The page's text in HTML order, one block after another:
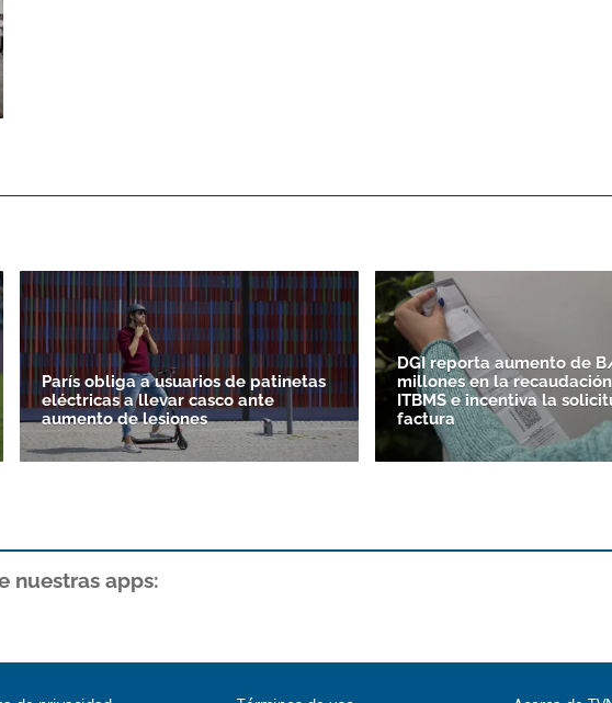
París obliga a usuarios de patinetas
eléctricas a llevar casco ante
aumento de lesiones
DGI reporta aumento de
millones en la
ITBMS e incentiva la
factura
nuestras apps: